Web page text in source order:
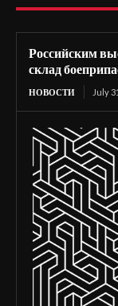
Российским
склад
НОВОСТИ July